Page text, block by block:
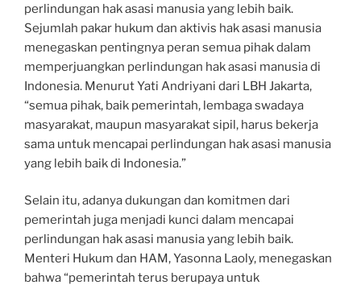
perlindungan hak asasi manusia yang lebih baik.
Sejumlah pakar hukum dan aktivis hak asasi manusia
menegaskan pentingnya peran semua pihak dalam
memperjuangkan perlindungan hak asasi manusia di
Indonesia. Menurut Yati Andriyani dari LBH Jakarta,
“semua pihak, baik pemerintah, lembaga swadaya
masyarakat, maupun masyarakat sipil, harus bekerja
sama untuk mencapai perlindungan hak asasi manusia
yang lebih baik di Indonesia.”
Selain itu, adanya dukungan dan komitmen dari
pemerintah juga menjadi kunci dalam mencapai
perlindungan hak asasi manusia yang lebih baik.
Menteri Hukum dan HAM, Yasonna Laoly, menegaskan
bahwa “pemerintah terus berupaya untuk